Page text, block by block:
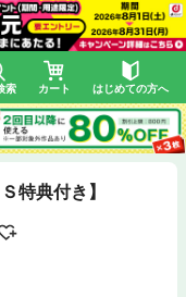
索 カート はじめての方へ
特典付き】